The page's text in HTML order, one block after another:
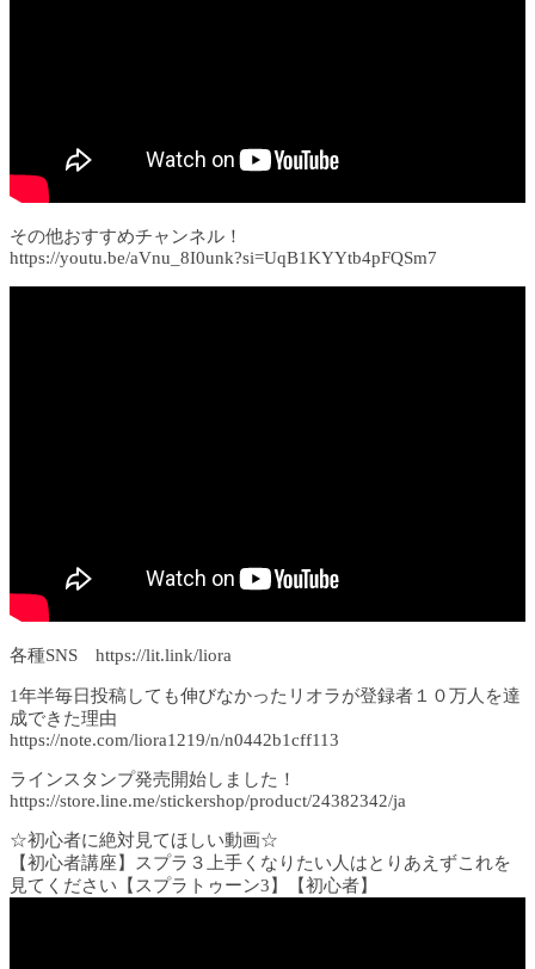
その他おすすめチャンネル！
https://youtu.be/aVnu_8I0unk?si=UqB1KYYtb4pFQSm7
各種SNS https://lit.link/liora
1年半毎日投稿しても伸びなかったリオラが登録者１０万人を達
成できた理由
https://note.com/liora1219/n/n0442b1cff113
ラインスタンプ発売開始しました！
https://store.line.me/stickershop/product/24382342/ja
☆初心者に絶対見てほしい動画☆
【初心者講座】スプラ３上手くなりたい人はとりあえずこれを
見てください【スプラトゥーン3】【初心者】